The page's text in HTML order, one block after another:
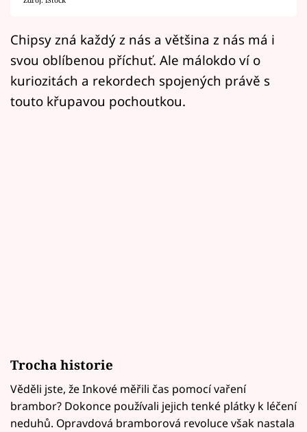
Mámy sobě
Přihlášení
Chipsy zná každý z nás a většina z nás má i
svou oblíbenou příchuť. Ale málokdo ví o
kuriozitách a rekordech spojených právě s
touto křupavou pochoutkou.
Trocha historie
Věděli jste, že Inkové měřili čas pomocí vaření
brambor? Dokonce používali jejich tenké plátky k léčení
neduhů. Opravdová bramborová revoluce však nastala